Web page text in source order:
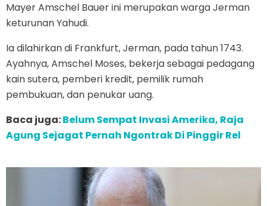
Mayer Amschel Bauer ini merupakan warga Jerman
keturunan Yahudi.
Ia dilahirkan di Frankfurt, Jerman, pada tahun 1743.
Ayahnya, Amschel Moses, bekerja sebagai pedagang
kain sutera, pemberi kredit, pemilik rumah
pembukuan, dan penukar uang.
Baca juga:Belum Sempat Invasi Amerika, Raja
Agung Sejagat Pernah Ngontrak Di Pinggir Rel